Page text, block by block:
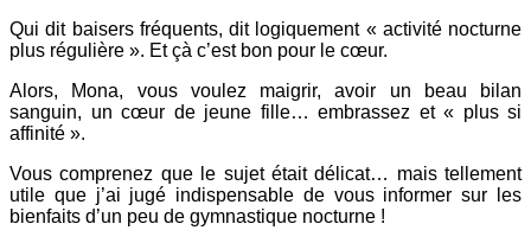
Qui dit baisers fréquents, dit logiquement « activité nocturne
plus régulière ». Et çà c’est bon pour le cœur.
Alors, Mona, vous voulez maigrir, avoir un beau bilan
sanguin, un cœur de jeune fille… embrassez et « plus si
affinité ».
Vous comprenez que le sujet était délicat… mais tellement
utile que j’ai jugé indispensable de vous informer sur les
bienfaits d’un peu de gymnastique nocturne !